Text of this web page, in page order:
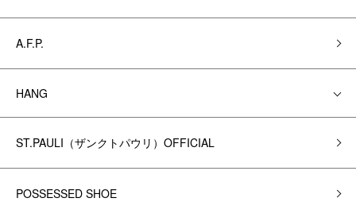
A.F.P.
HANG
ST.PAULI（ザンクトパウリ）OFFICIAL
POSSESSED SHOE